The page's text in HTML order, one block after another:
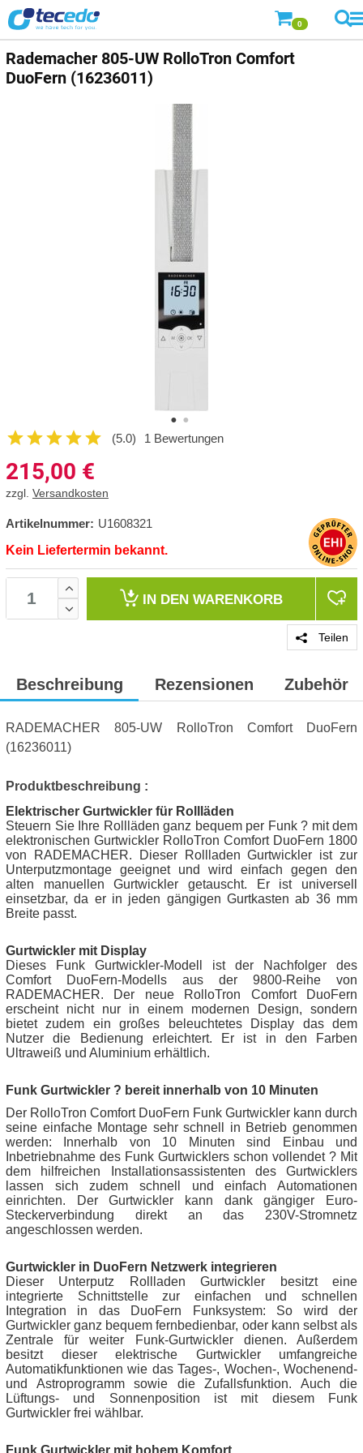
0
Rademacher 805-UW RolloTron Comfort
DuoFern (16236011)
(5.0) 1 Bewertungen
215,00 €
zzgl. Versandkosten
Artikelnummer: U1608321
Kein Liefertermin bekannt.
IN DEN WARENKORB
Teilen
Beschreibung Rezensionen Zubehör
RADEMACHER 805-UW RolloTron Comfort DuoFern
(16236011)
Produktbeschreibung :
Elektrischer Gurtwickler für Rollläden
Steuern Sie Ihre Rollläden ganz bequem per Funk ? mit dem
elektronischen Gurtwickler RolloTron Comfort DuoFern 1800
von RADEMACHER. Dieser Rollladen Gurtwickler ist zur
Unterputzmontage geeignet und wird einfach gegen den
alten manuellen Gurtwickler getauscht. Er ist universell
einsetzbar, da er in jeden gängigen Gurtkasten ab 36 mm
Breite passt.
Gurtwickler mit Display
Dieses Funk Gurtwickler-Modell ist der Nachfolger des
Comfort DuoFern-Modells aus der 9800-Reihe von
RADEMACHER. Der neue RolloTron Comfort DuoFern
erscheint nicht nur in einem modernen Design, sondern
bietet zudem ein großes beleuchtetes Display das dem
Nutzer die Bedienung erleichtert. Er ist in den Farben
Ultraweiß und Aluminium erhältlich.
Funk Gurtwickler ? bereit innerhalb von 10 Minuten
Der RolloTron Comfort DuoFern Funk Gurtwickler kann durch
seine einfache Montage sehr schnell in Betrieb genommen
werden: Innerhalb von 10 Minuten sind Einbau und
Inbetriebnahme des Funk Gurtwicklers schon vollendet ? Mit
dem hilfreichen Installationsassistenten des Gurtwicklers
lassen sich zudem schnell und einfach Automationen
einrichten. Der Gurtwickler kann dank gängiger Euro-
Steckerverbindung direkt an das 230V-Stromnetz
angeschlossen werden.
Gurtwickler in DuoFern Netzwerk integrieren
Dieser Unterputz Rollladen Gurtwickler besitzt eine
integrierte Schnittstelle zur einfachen und schnellen
Integration in das DuoFern Funksystem: So wird der
Gurtwickler ganz bequem fernbedienbar, oder kann selbst als
Zentrale für weiter Funk-Gurtwickler dienen. Außerdem
besitzt dieser elektrische Gurtwickler umfangreiche
Automatikfunktionen wie das Tages-, Wochen-, Wochenend-
und Astroprogramm sowie die Zufallsfunktion. Auch die
Lüftungs- und Sonnenposition ist mit diesem Funk
Gurtwickler frei wählbar.
Funk Gurtwickler mit hohem Komfort